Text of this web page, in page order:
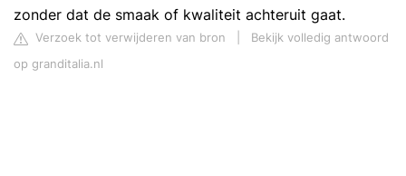
zonder dat de smaak of kwaliteit achteruit gaat.
Verzoek tot verwijderen van bron
Bekijk volledig antwoord
op granditalia.nl